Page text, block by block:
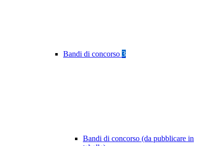
Bandi di concorso 3
Bandi di concorso (da pubblicare in